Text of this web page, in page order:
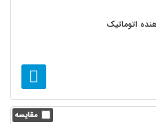
اتوماتیک